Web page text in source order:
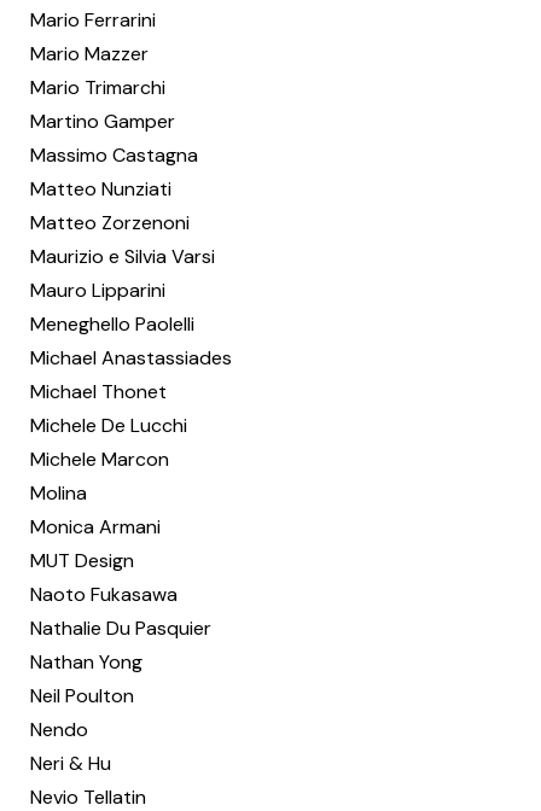
Mario Ferrarini
Mario Mazzer
Mario Trimarchi
Martino Gamper
Massimo Castagna
Matteo Nunziati
Matteo Zorzenoni
Maurizio e Silvia Varsi
Mauro Lipparini
Meneghello Paolelli
Michael Anastassiades
Michael Thonet
Michele De Lucchi
Michele Marcon
Molina
Monica Armani
MUT Design
Naoto Fukasawa
Nathalie Du Pasquier
Nathan Yong
Neil Poulton
Nendo
Neri & Hu
Nevio Tellatin